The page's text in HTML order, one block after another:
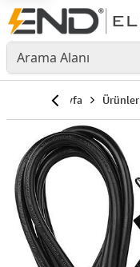
Anasayfa Ürünler